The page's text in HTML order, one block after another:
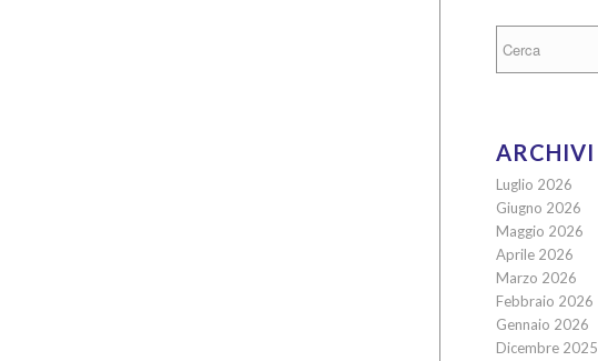
ARCHIVI
Luglio 2026
Giugno 2026
Maggio 2026
Aprile 2026
Marzo 2026
Febbraio 2026
Gennaio 2026
Dicembre 2025